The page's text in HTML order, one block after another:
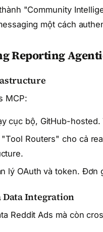
"Community
một cách
Reporting
MCP:
cục bộ, GitHub-
Routers" cho cả
lý OAuth và token. Đơn
Data Integration
Reddit Ads mà còn